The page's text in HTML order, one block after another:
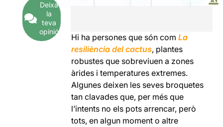
Deixa
la
teva
opinió
Hi ha persones que són comLa
resiliència del cactus, plantes
robustes que sobreviuen a zones
àrides i temperatures extremes.
Algunes deixen les seves broquetes
tan clavades que, per més que
l’intents no els pots arrencar, però
tots, en algun moment o altre